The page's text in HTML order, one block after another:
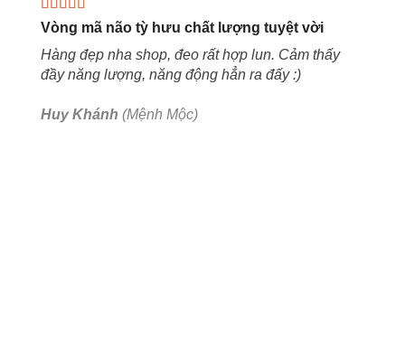
Vòng mã não tỳ hưu chất lượng tuyệt vời
Hàng đẹp nha shop, đeo rất hợp lun. Cảm thấy
đầy năng lượng, năng động hẳn ra đấy :)
Huy Khánh (Mệnh Mộc)